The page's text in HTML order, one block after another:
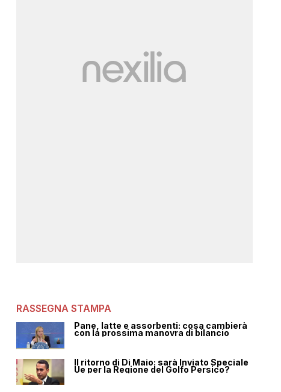
RASSEGNA STAMPA
Pane, latte e assorbenti: cosa cambierà
con la prossima manovra di bilancio
Il ritorno di Di Maio: sarà Inviato Speciale
Ue per la Regione del Golfo Persico?